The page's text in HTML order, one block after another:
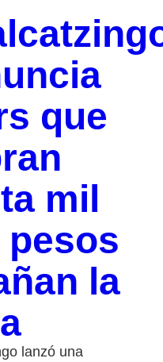
que
mil
pesos
la
lanzó una